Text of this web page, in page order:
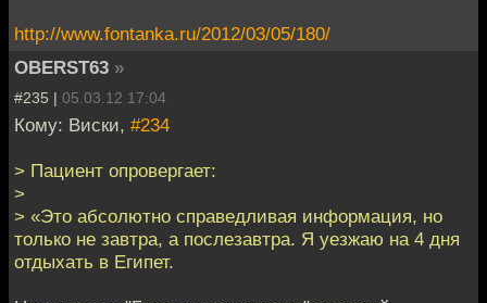
http://www.fontanka.ru/2012/03/05/180/
OBERST63 »
#235 | 05.03.12 17:04
Кому: Виски, #234
> Пациент опровергает:
>
> «Это абсолютно справедливая информация, но
только не завтра, а послезавтра. Я уезжаю на 4 дня
отдыхать в Египет.